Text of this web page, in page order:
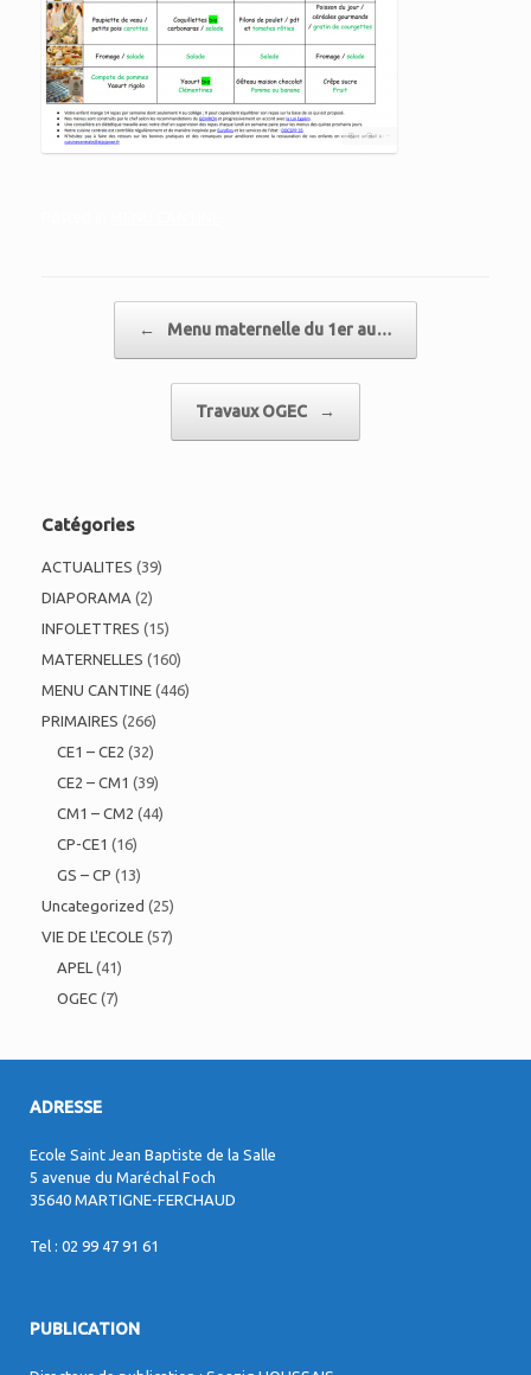
← Menu maternelle du 1er au…
Travaux OGEC →
Catégories
ACTUALITES (39)
DIAPORAMA (2)
INFOLETTRES (15)
MATERNELLES (160)
MENU CANTINE (446)
PRIMAIRES (266)
CE1 – CE2 (32)
CE2 – CM1 (39)
CM1 – CM2 (44)
CP-CE1 (16)
GS – CP (13)
Uncategorized (25)
VIE DE L'ECOLE (57)
APEL (41)
OGEC (7)
ADRESSE
Ecole Saint Jean Baptiste de la Salle
5 avenue du Maréchal Foch
35640 MARTIGNE-FERCHAUD
Tel : 02 99 47 91 61
PUBLICATION